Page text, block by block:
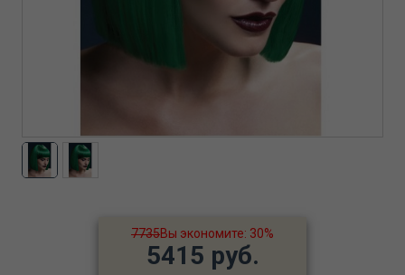
7735Вы экономите: 30%
5415 руб.